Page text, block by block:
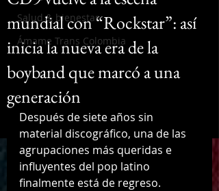
Salud & bienestar
Ámame Trans Colombia
mundial con “Rockstar”: así
inicia la nueva era de la
boyband que marcó a una
generación
Después de siete años sin
material discográfico, una de las
agrupaciones más queridas e
influyentes del pop latino
finalmente está de regreso.